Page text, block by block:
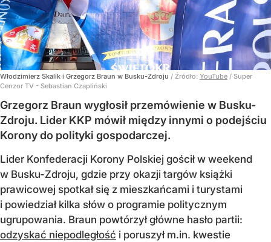
Włodzimierz Skalik i Grzegorz Braun w Busku-Zdroju / Źródło: YouTube / Super
Cenzor TV - Sebastian Czapliński
Grzegorz Braun wygłosił przemówienie w Busku-
Zdroju. Lider KKP mówił między innymi o podejściu
Korony do polityki gospodarczej.
Lider Konfederacji Korony Polskiej gościł w weekend
w Busku-Zdroju, gdzie przy okazji targów książki
prawicowej spotkał się z mieszkańcami i turystami
i powiedział kilka słów o programie politycznym
ugrupowania. Braun powtórzył główne hasło partii:
odzyskać niepodległość i poruszył m.in. kwestie